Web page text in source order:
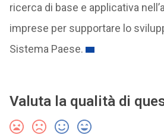
ricerca di base e applicativa
imprese per supportare lo
Sistema Paese.
Valuta la qualità di